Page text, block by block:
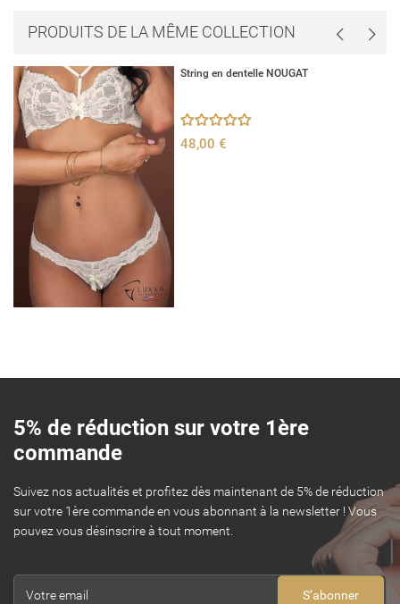
PRODUITS DE LA MÊME COLLECTION
String en dentelle NOUGAT
48,00 €
5% de réduction sur votre 1ère
commande
Suivez nos actualités et profitez dès maintenant de 5% de réduction
sur votre 1ère commande en vous abonnant à la newsletter ! Vous
pouvez vous désinscrire à tout moment.
S’abonner